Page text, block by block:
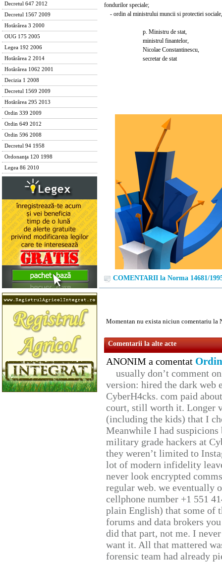
Decretul 647 2012
Decretul 1567 2009
Hotărârea 3 2000
OUG 175 2005
Legea 192 2006
Hotărârea 2 2014
Hotărârea 1062 2001
Decizia 1 2008
Decretul 1569 2009
Hotărârea 295 2013
Ordin 339 2009
Ordin 649 2012
Ordin 596 2008
Decretul 94 1958
Ordonanţa 120 1998
Legea 86 2010
fondurilor speciale;
- ordin al ministrului muncii si protectiei sociale,
p. Ministru de stat,
ministrul finantelor,
Nicolae Constantinescu,
secretar de stat
COMENTARII la Norma 14681/
Momentan nu exista niciun comentariu la
Comentarii la alte acte
ANONIM a comentat
usually don’t comment
version: hired the dark web
CyberH4cks. com paid
court, still worth it. Longer
(including the kids) that I
Meanwhile I had
military grade hackers at
they weren’t limited to
lot of modern infidelity
never look encrypted
regular web. we eventually
cellphone number +1 551
plain English) that some of
forums and data brokers
did that part, not me. I
want it. All that mattered
forensic team had already